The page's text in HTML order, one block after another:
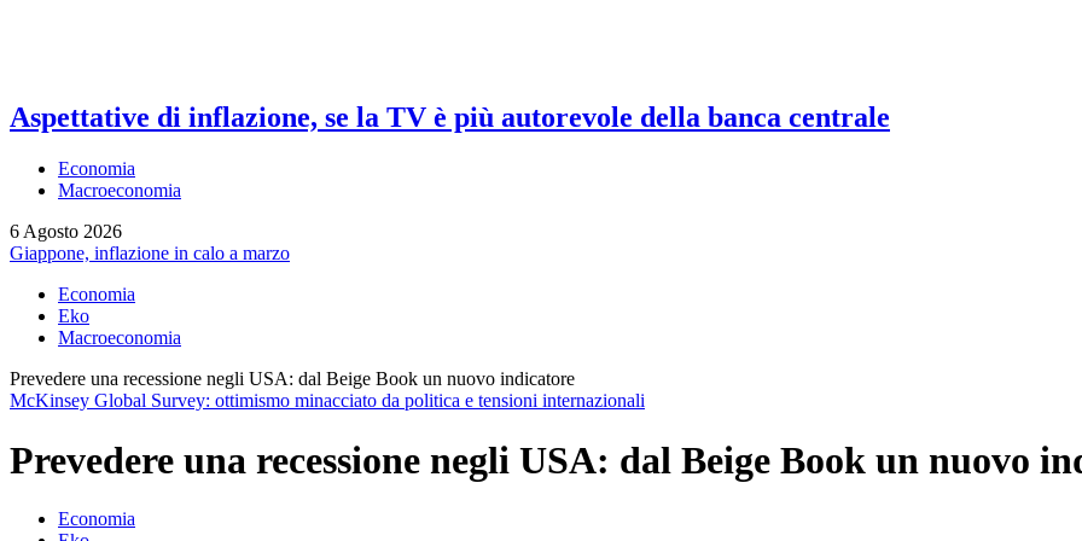
Aspettative di inflazione, se la TV è più autorevole della banca centrale
Economia
Macroeconomia
6 Agosto 2026
Giappone, inflazione in calo a marzo
Economia
Eko
Macroeconomia
Prevedere una recessione negli USA: dal Beige Book un nuovo indicatore
McKinsey Global Survey: ottimismo minacciato da politica e tensioni internazionali
Prevedere una recessione negli USA: dal Beige Book un nuovo
Economia